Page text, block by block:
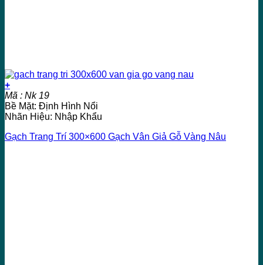
+
Mã : Nk 19
Bề Mặt: Định Hình Nổi
Nhãn Hiệu: Nhập Khẩu
Gạch Trang Trí 300×600 Gạch Vân Giả Gỗ Vàng Nâu